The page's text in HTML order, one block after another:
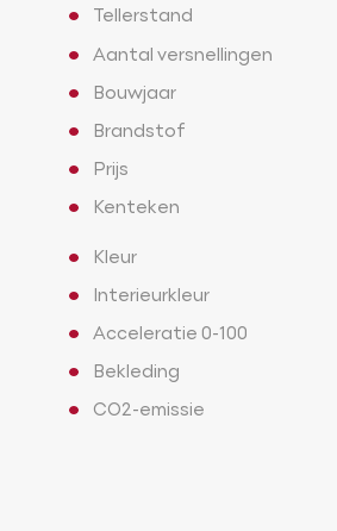
Tellerstand
Aantal versnellingen
Bouwjaar
Brandstof
Prijs
Kenteken
Kleur
Interieurkleur
Acceleratie 0-100
Bekleding
CO2-emissie